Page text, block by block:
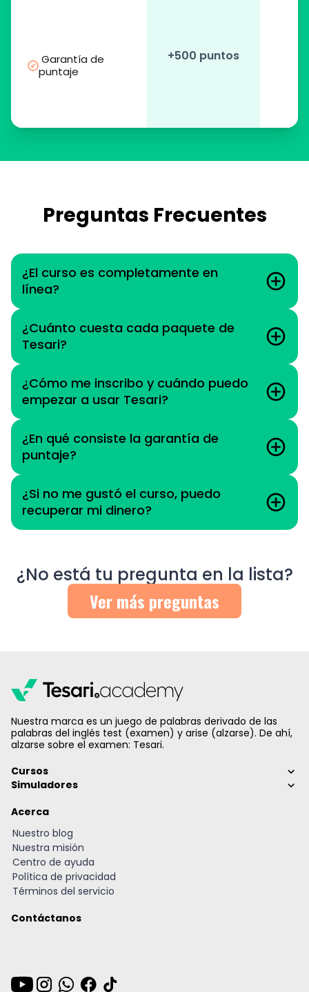
puntaje
+500 puntos
Preguntas Frecuentes
¿El curso es completamente en
línea?
¿Cuánto cuesta cada paquete de
Tesari?
¿Cómo me inscribo y cuándo puedo
empezar a usar Tesari?
¿En qué consiste la garantía de
puntaje?
¿Si no me gustó el curso, puedo
recuperar mi dinero?
¿No está tu pregunta en la lista?
Ver más preguntas
Nuestra marca es un juego de palabras derivado de las
palabras del inglés test (examen) y arise (alzarse). De ahí,
alzarse sobre el examen: Tesari.
Cursos
Simuladores
Acerca
Nuestro blog
Nuestra misión
Centro de ayuda
Política de privacidad
Términos del servicio
Contáctanos